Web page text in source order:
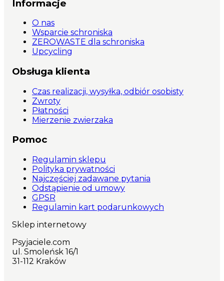
Informacje
O nas
Wsparcie schroniska
ZEROWASTE dla schroniska
Upcycling
Obsługa klienta
Czas realizacji, wysyłka, odbiór osobisty
Zwroty
Płatności
Mierzenie zwierzaka
Pomoc
Regulamin sklepu
Polityka prywatności
Najczęściej zadawane pytania
Odstąpienie od umowy
GPSR
Regulamin kart podarunkowych
Sklep internetowy
Psyjaciele.com
ul. Smoleńsk 16/1
31-112 Kraków